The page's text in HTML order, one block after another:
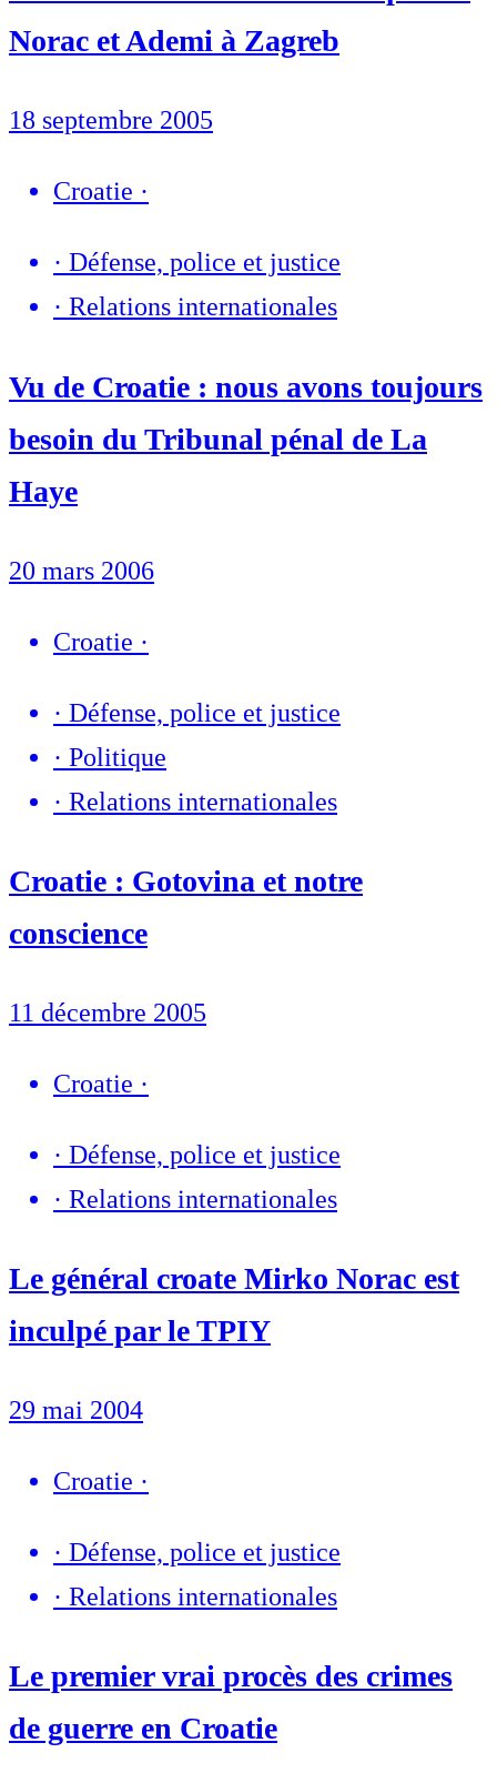
Norac et Ademi à Zagreb
18 septembre 2005
Croatie ·
· Défense, police et justice
· Relations internationales
Vu de Croatie : nous avons toujours
besoin du Tribunal pénal de La
Haye
20 mars 2006
Croatie ·
· Défense, police et justice
· Politique
· Relations internationales
Croatie : Gotovina et notre
conscience
11 décembre 2005
Croatie ·
· Défense, police et justice
· Relations internationales
Le général croate Mirko Norac est
inculpé par le TPIY
29 mai 2004
Croatie ·
· Défense, police et justice
· Relations internationales
Le premier vrai procès des crimes
de guerre en Croatie